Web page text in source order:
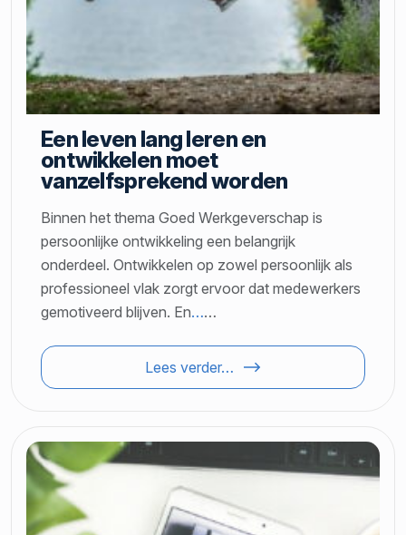
Een leven lang leren en
ontwikkelen moet
vanzelfsprekend worden
Binnen het thema Goed Werkgeverschap is
persoonlijke ontwikkeling een belangrijk
onderdeel. Ontwikkelen op zowel persoonlijk als
professioneel vlak zorgt ervoor dat medewerkers
gemotiveerd blijven. En……
Lees verder…